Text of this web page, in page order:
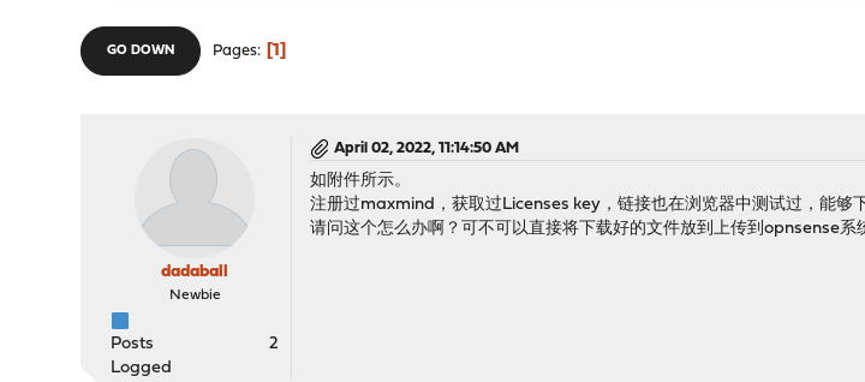
GO DOWN Pages 1
dadaball
Newbie
Posts
2
Logged
April 02, 2022, 11:14:50 AM
如附件所示。
注册过maxmind，获取过Licenses key，链接也在浏览器中测试过，能够
请问这个怎么办啊？可不可以直接将下载好的文件放到上传到opnsense系